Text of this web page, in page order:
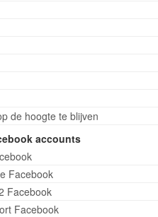
de hoogte te blijven
accounts
Facebook
Facebook
Facebook